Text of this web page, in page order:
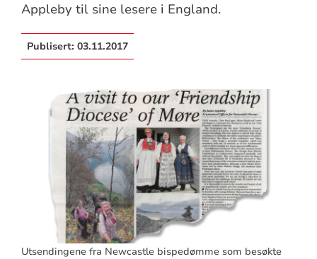
Appleby til sine lesere i England.
Publisert: 03.11.2017
Utsendingene fra Newcastle bispedømme som besøkte